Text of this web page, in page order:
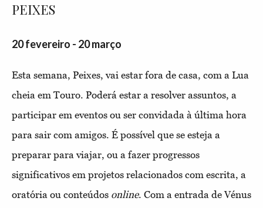
PEIXES
20 fevereiro - 20 março
Esta semana, Peixes, vai estar fora de casa, com a Lua
cheia em Touro. Poderá estar a resolver assuntos, a
participar em eventos ou ser convidada à última hora
para sair com amigos. É possível que se esteja a
preparar para viajar, ou a fazer progressos
significativos em projetos relacionados com escrita, a
oratória ou conteúdos online. Com a entrada de Vénus